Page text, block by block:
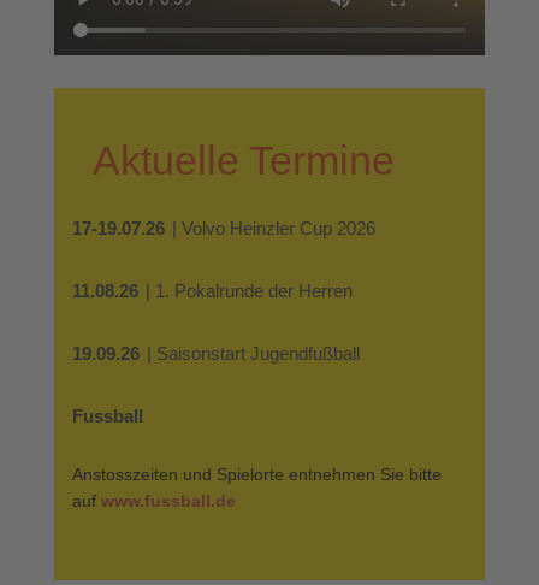
Aktuelle Termine
17-19.07.26 | Volvo Heinzler Cup 2026
11.08.26 | 1. Pokalrunde der Herren
19.09.26 | Saisonstart Jugendfußball
Fussball
Anstosszeiten und Spielorte entnehmen Sie bitte
auf www.fussball.de